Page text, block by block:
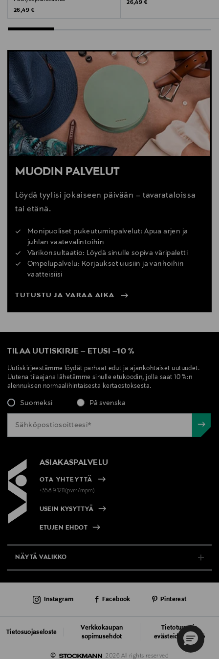
Original Price
26,49 €
Original Price
26,49 €
MUODIN PALVELUT
Löydä tyylisi jokaiseen päivään – tavarataloissa
tai etänä.
Monipuoliset pukeutumispalvelut: Apua arjen ja
juhlan vaatevalintoihin
Värikonsultaatio: Löydä sinulle sopiva väripaletti
Ompelupalvelu: Korjaukset uusiin ja vanhoihin
vaatteisiisi
TUTUSTU JA VARAA AIKA
TILAA UUTISKIRJE – ETUSI –10 %
Uutiskirjeestämme löydät parhaat edut ja ajankohtaiset uutuudet.
Uutena tilaajana lähetämme sinulle etukoodin, jolla saat 10 %:n
alennuksen normaalihintaisesta kertaostoksesta.
Suomeksi På svenska
ASIAKASPALVELU
OTA YHTEYTTÄ
+358 9 1211(pvm/mpm)
USEIN KYSYTTYÄ
ETUJEN EHDOT
NÄYTÄ VALIKKO
AJANKOHTAISTA
©
2026 All rights reserved
Tietosuojaseloste
Verkkokaupan
sopimusehdot
Tietoturva ja
evästeiden käyttö
Instagram Facebook Pinterest